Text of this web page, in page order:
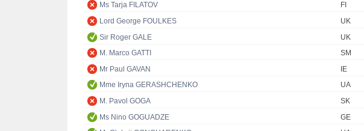
Ms Tarja FILATOV
FI
Lord George FOULKES
UK
Sir Roger GALE
UK
M. Marco GATTI
SM
Mr Paul GAVAN
IE
Mme Iryna GERASHCHENKO
UA
M. Pavol GOGA
SK
Ms Nino GOGUADZE
GE